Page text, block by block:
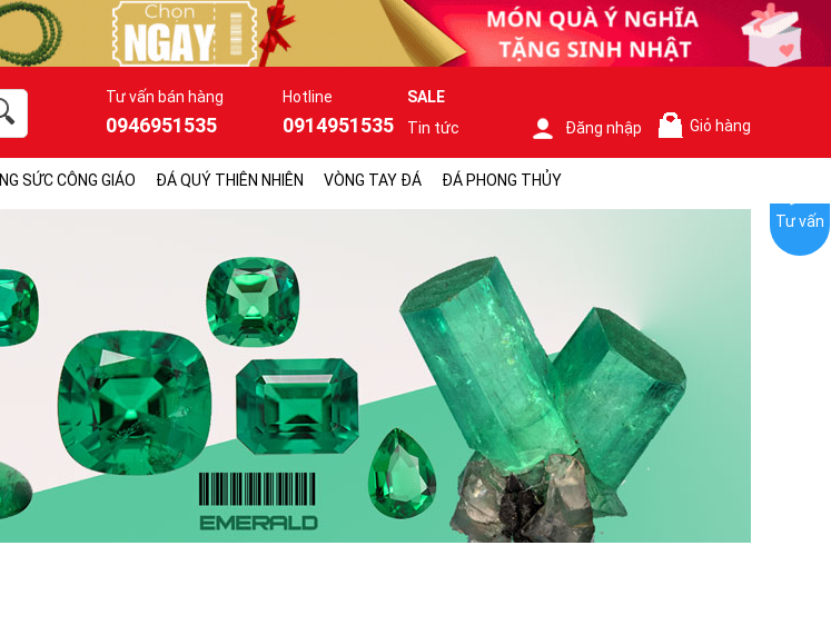
Tư vấn bán hàng
0946951535
Hotline
0914951535
SALE
Tin tức
Đăng nhập Giỏ hàng
SỨC CÔNG GIÁO ĐÁ QUÝ THIÊN NHIÊN VÒNG TAY ĐÁ ĐÁ PHONG THỦY
Tư vấn